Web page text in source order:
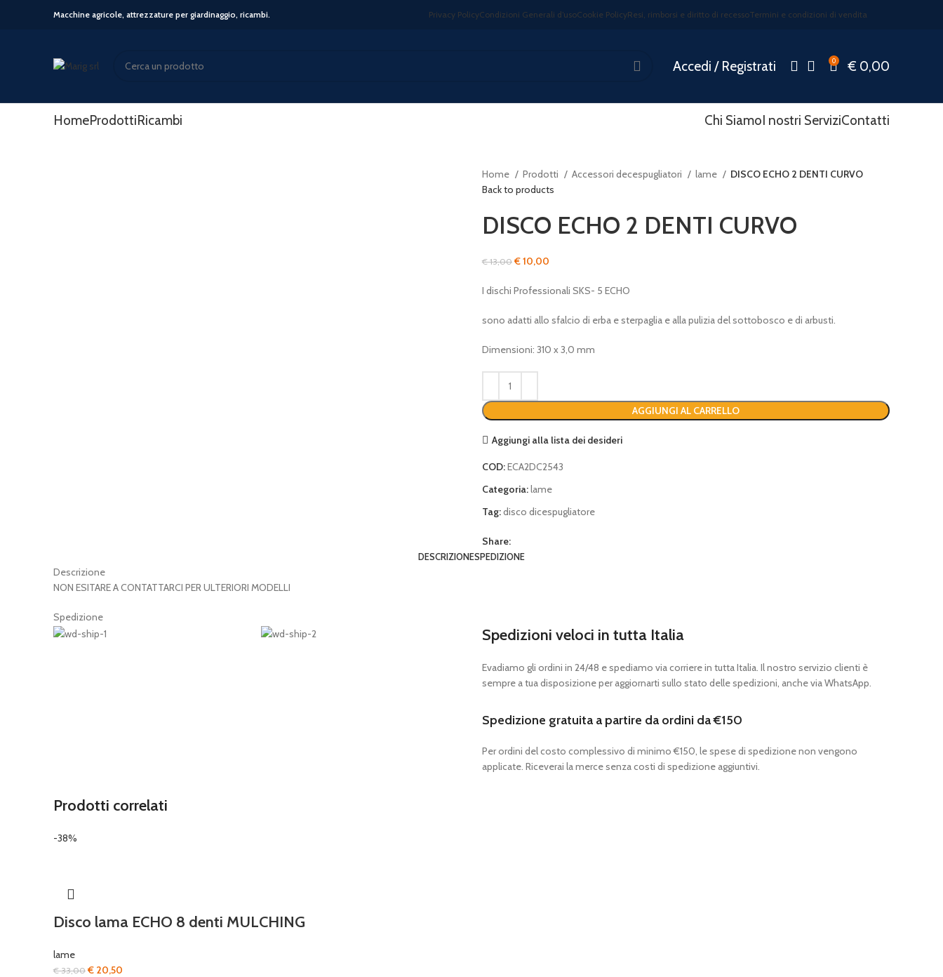
Macchine agricole, attrezzature per giardinaggio, ricambi. Privacy PolicyCondizioni Generali d’usoCookie PolicyResi, rimborsi e diritto di recessoTermini e condizioni di vendita
Accedi / Registrati 0 € 0,00
HomeProdottiRicambi Chi SiamoI nostri ServiziContatti
Home Prodotti Accessori decespugliatori lame
DISCO ECHO 2 DENTI CURVO
Back to products
DISCO ECHO 2 DENTI CURVO
€13,00Il
originale
€ 13,00.
€10,00
attuale
€ 10,00.
I dischi Professionali SKS- 5 ECHO
sono adatti allo sfalcio di erba e sterpaglia e alla pulizia del sottobosco e di arbusti.
Dimensioni: 310 x 3,0 mm
AGGIUNGI AL CARRELLO
Aggiungi alla lista dei desideri
COD:ECA2DC2543
Categoria:lame
Tag:disco dicespugliatore
Share:
DESCRIZIONESPEDIZIONE
Descrizione
NON ESITARE A CONTATTARCI PER ULTERIORI MODELLI
Spedizione
Spedizioni veloci in tutta Italia
Evadiamo gli ordini in 24/48 e spediamo via corriere in tutta Italia. Il nostro servizio clienti è
sempre a tua disposizione per aggiornarti sullo stato delle spedizioni, anche via WhatsApp.
Spedizione gratuita a partire da ordini da €150
Per ordini del costo complessivo di minimo €150, le spese di spedizione non vengono
applicate. Riceverai la merce senza costi di spedizione aggiuntivi.
Prodotti correlati
-38%
Disco lama ECHO 8 denti MULCHING
lame
€33,00Il€ 20,50
Start typing to see posts you are looking for.